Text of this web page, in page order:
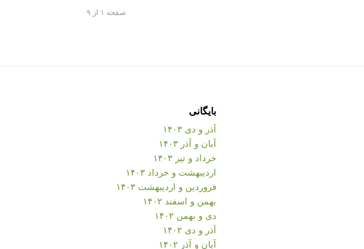
صفحه ۱ از ۹
بایگانی
آذر و دی ۱۴۰۳
آبان و آذر ۱۴۰۳
خرداد و تیر ۱۴۰۳
اردیبهشت و خرداد ۱۴۰۳
فروردین و اردیبهشت ۱۴۰۳
بهمن و اسفند ۱۴۰۲
دی و بهمن ۱۴۰۲
آذر و دی ۱۴۰۲
آبان و آذر ۱۴۰۲